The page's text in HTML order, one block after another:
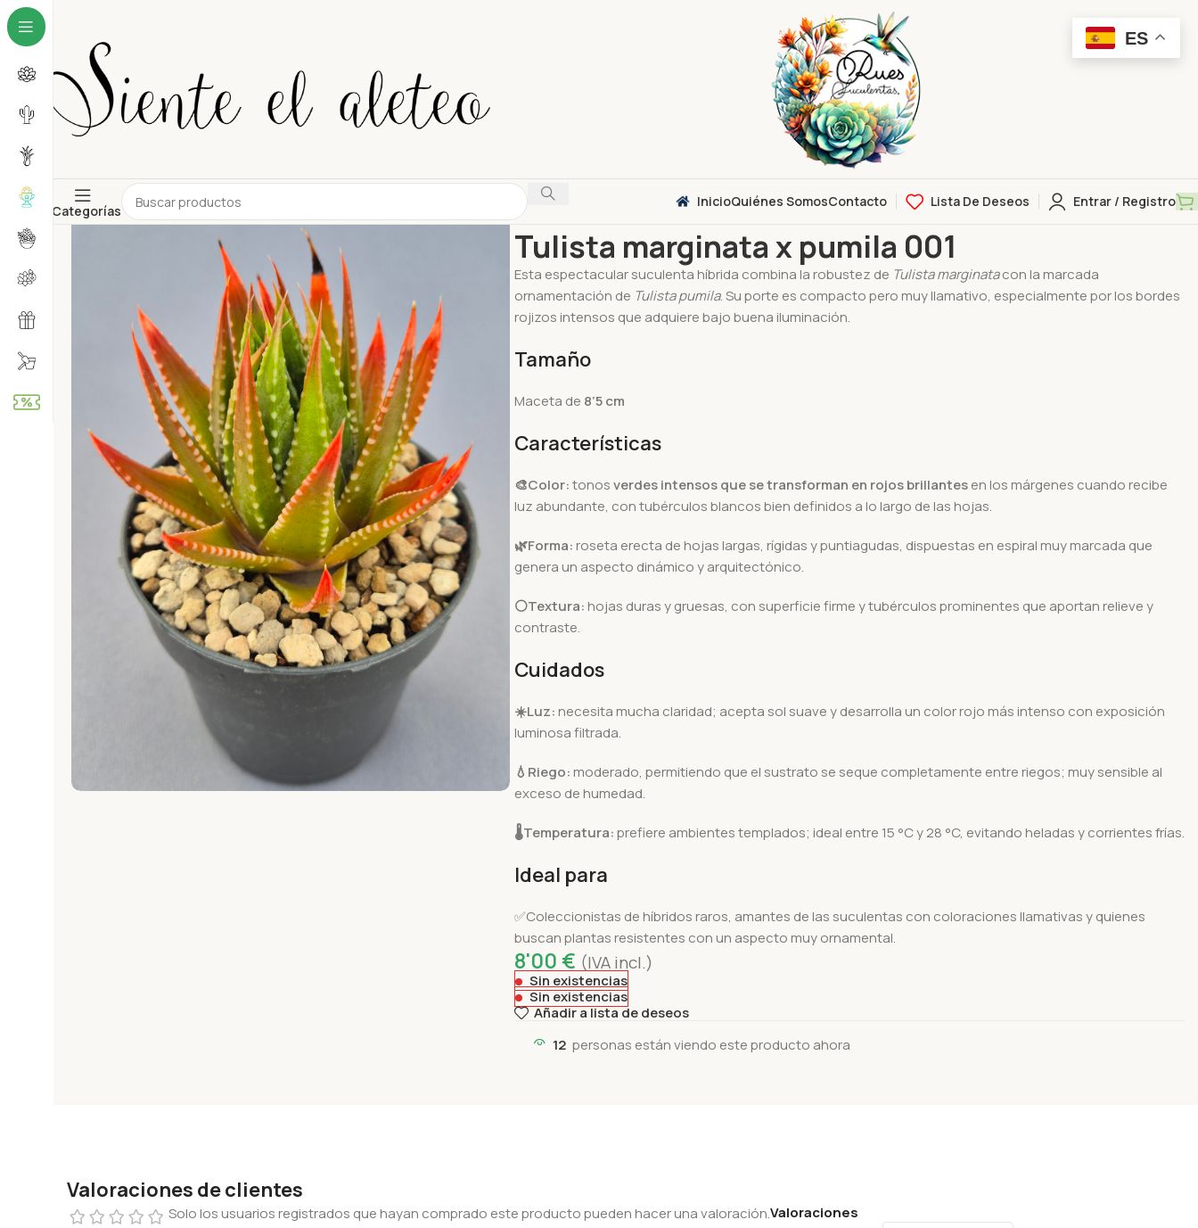
Categorías
InicioQuiénes SomosContacto Lista De Deseos Entrar / Registro
Inicio
Tulista marginata x pumila 001
Esta espectacular suculenta híbrida combina la robustez de Tulista marginatacon la marcada
ornamentación de Tulista pumila. Su porte es compacto pero muy llamativo, especialmente por los bordes
rojizos intensos que adquiere bajo buena iluminación.
Tamaño
Maceta de 8’5 cm
Características
🎨Color:tonosverdes intensos que se transforman en rojos brillantesen los márgenes cuando recibe
luz abundante, con tubérculos blancos bien definidos a lo largo de las hojas.
🌿Forma: roseta erecta de hojas largas, rígidas y puntiagudas, dispuestas en espiral muy marcada que
genera un aspecto dinámico y arquitectónico.
⚪Textura: hojas duras y gruesas, con superficie firme y tubérculos prominentes que aportan relieve y
contraste.
Cuidados
☀️Luz: necesita mucha claridad; acepta sol suave y desarrolla un color rojo más intenso con exposición
luminosa filtrada.
💧 Riego: moderado, permitiendo que el sustrato se seque completamente entre riegos; muy sensible al
exceso de humedad.
🌡️Temperatura:prefiere ambientes templados; ideal entre 15 °C y 28 °C, evitando heladas y corrientes frías.
Ideal para
✅Coleccionistas de híbridos raros, amantes de las suculentas con coloraciones llamativas y quienes
buscan plantas resistentes con un aspecto muy ornamental.
8'00 € (IVA incl.)
Sin existencias
Sin existencias
Añadir a lista de deseos
12 personas están viendo este producto ahora
Valoraciones de clientes
Valoraciones
Solo los usuarios registrados que hayan comprado este producto pueden hacer una valoración.
ES